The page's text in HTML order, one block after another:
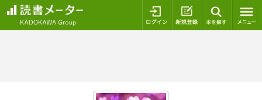
ログイン 新規登録